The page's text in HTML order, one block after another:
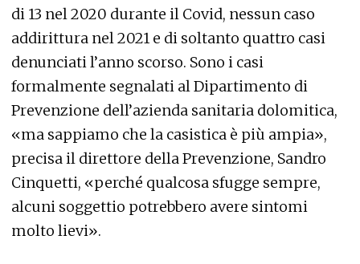
di 13 nel 2020 durante il Covid, nessun caso
addirittura nel 2021 e di soltanto quattro casi
denunciati l’anno scorso. Sono i casi
formalmente segnalati al Dipartimento di
Prevenzione dell’azienda sanitaria dolomitica,
«ma sappiamo che la casistica è più ampia»,
precisa il direttore della Prevenzione, Sandro
Cinquetti, «perché qualcosa sfugge sempre,
alcuni soggettio potrebbero avere sintomi
molto lievi».